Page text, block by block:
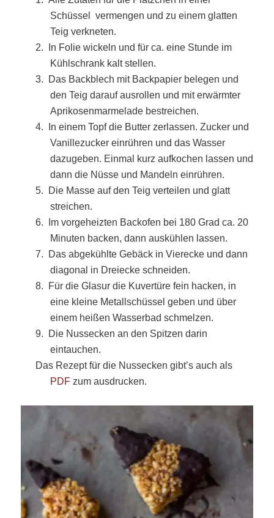
Schüssel
vermengen und zu einem glatten
Teig verkneten.
2.
In Folie wickeln und für ca. eine Stunde im
Kühlschrank kalt stellen.
3.
Das Backblech mit Backpapier belegen und
den Teig darauf ausrollen und mit erwärmter
Aprikosenmarmelade bestreichen.
4.
In einem Topf die Butter zerlassen. Zucker und
Vanillezucker einrühren und das Wasser
dazugeben. Einmal kurz aufkochen lassen und
dann die Nüsse und Mandeln einrühren.
5.
Die Masse auf den Teig verteilen und glatt
streichen.
6.
Im vorgeheizten Backofen bei 180 Grad ca. 20
Minuten backen, dann auskühlen lassen.
7.
Das abgekühlte Gebäck in Vierecke und dann
diagonal in Dreiecke schneiden.
8.
Für die Glasur die Kuvertüre fein hacken, in
eine kleine Metallschüssel geben und über
einem heißen Wasserbad schmelzen.
9.
Die Nussecken an den Spitzen darin
eintauchen.
Das Rezept für die Nussecken gibt’s auch als
PDF zum ausdrucken.